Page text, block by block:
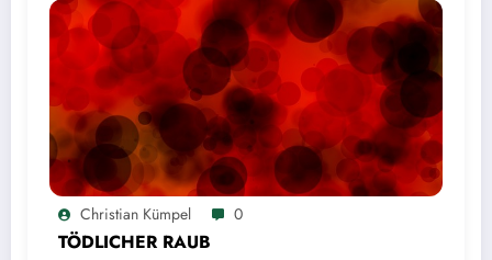
Christian Kümpel 0
TÖDLICHER RAUB